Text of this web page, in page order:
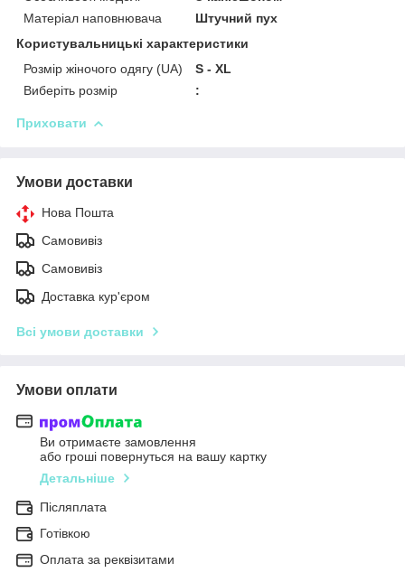
Матеріал наповнювача
Штучний пух
Користувальницькі характеристики
Розмір жіночого одягу (UA)
S - XL
Виберіть розмір
:
Приховати
Умови доставки
Нова Пошта
Самовивіз
Самовивіз
Доставка кур'єром
Всі умови доставки
Умови оплати
Ви отримаєте замовлення
або гроші повернуться на вашу картку
Детальніше
Післяплата
Готівкою
Оплата за реквізитами